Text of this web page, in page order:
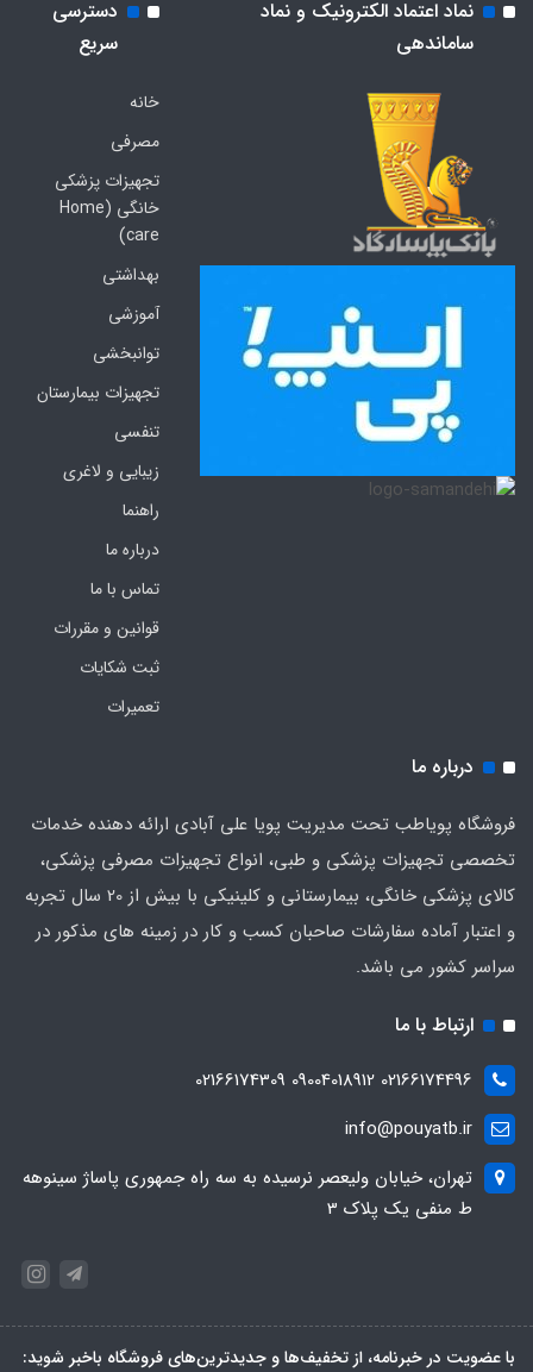
نماد اعتماد الکترونیک و نماد
ساماندهی
دسترسی
سریع
خانه
مصرفی
تجهیزات پزشکی
خانگی (Home
care)
بهداشتی
آموزشی
توانبخشی
تجهیزات بیمارستان
تنفسی
زیبایی و لاغری
راهنما
درباره ما
تماس با ما
قوانین و مقررات
ثبت شکایات
تعمیرات
درباره ما
فروشگاه پویاطب تحت مدیریت پویا علی آبادی ارائه دهنده خدمات
تخصصی تجهیزات پزشکی و طبی، انواع تجهیزات مصرفی پزشکی،
کالای پزشکی خانگی، بیمارستانی و کلینیکی با بیش از 20 سال تجربه
و اعتبار آماده سفارشات صاحبان کسب و کار در زمینه های مذکور در
سراسر کشور می باشد.
ارتباط با ما
02166174496 09004018912 02166174309
info@pouyatb.ir
تهران، خیابان ولیعصر نرسیده به سه راه جمهوری پاساژ سینوهه
ط منفی یک پلاک 3
با عضویت در خبرنامه، از تخفیف‌ها و جدیدترین‌های فروشگاه باخبر شوید: